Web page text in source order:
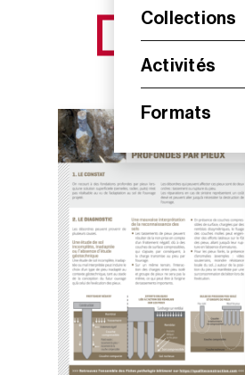
Collections
Activités
Formats
NOS